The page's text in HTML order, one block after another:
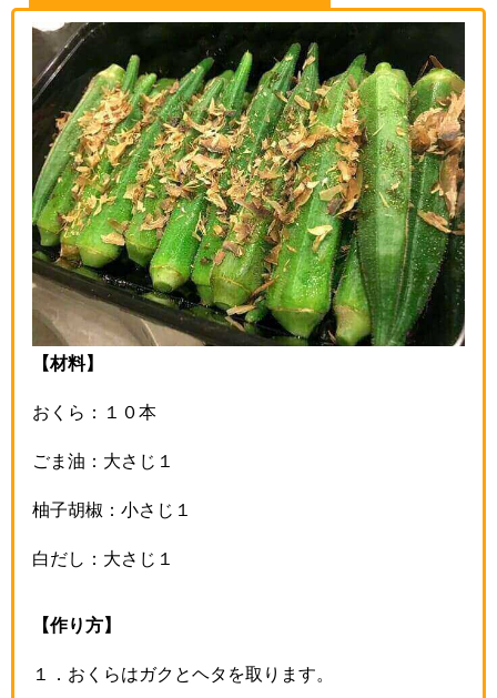
【材料】
おくら：１０本
ごま油：大さじ１
柚子胡椒：小さじ１
白だし：大さじ１
【作り方】
１．おくらはガクとヘタを取ります。